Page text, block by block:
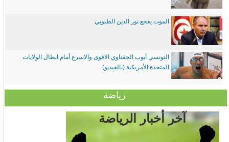
الموت يفجع نور الدين الطبوبي
التونسي أيوب الحفناوي الاقوى والاسرع أمام ابطال الولايات
المتحدة الأمريكية (بالفيديو)
رياضة
آخر أخبار الرياضة